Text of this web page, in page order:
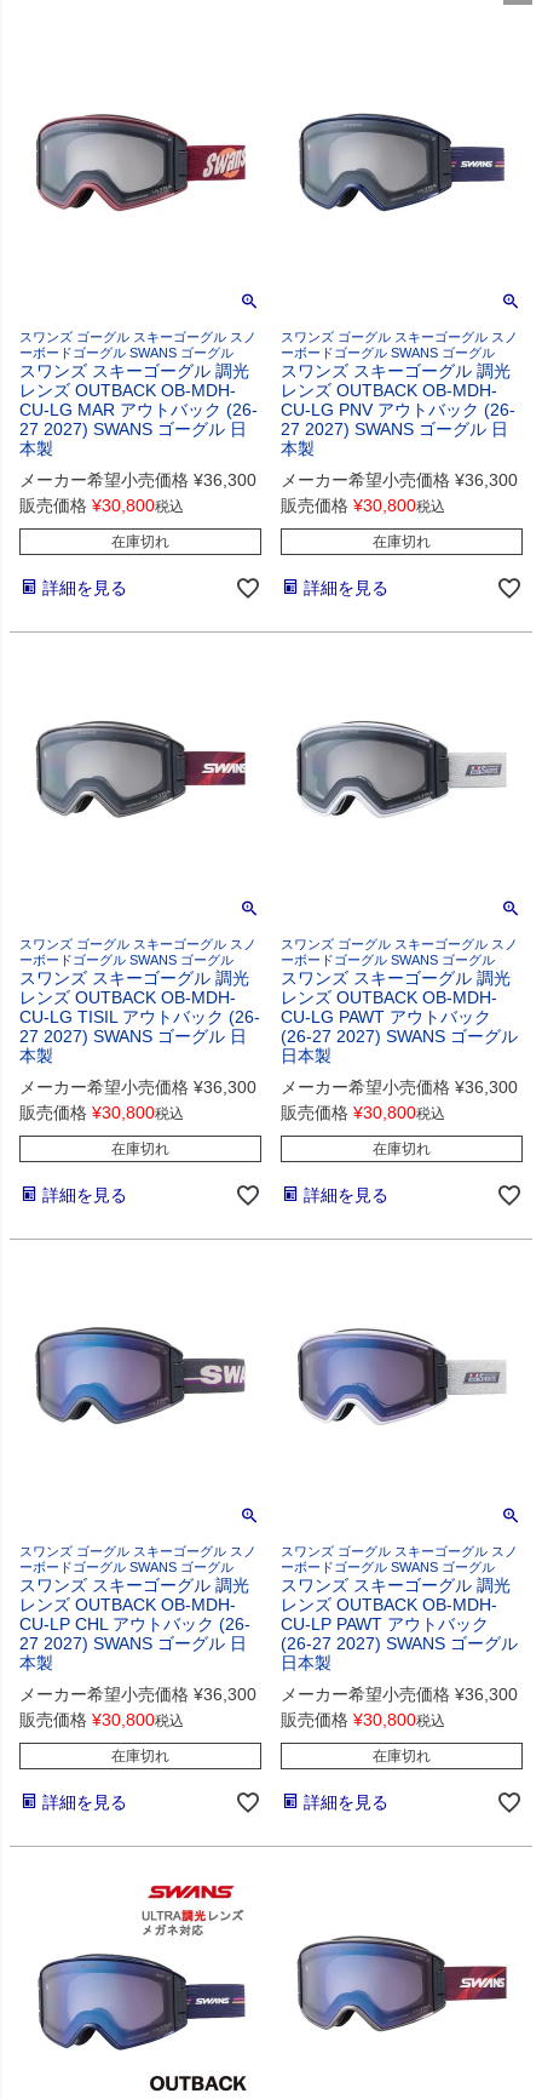
スワンズ ゴーグル スキーゴーグル スノ
ーボードゴーグル SWANS ゴーグル
スワンズ スキーゴーグル 調光
レンズ OUTBACK OB-MDH-
CU-LG MAR アウトバック (26-
27 2027) SWANS ゴーグル 日
本製
メーカー希望小売価格 ¥36,300
販売価格 ¥30,800税込
在庫切れ
詳細を見る
スワンズ ゴーグル スキーゴーグル スノ
ーボードゴーグル SWANS ゴーグル
スワンズ スキーゴーグル 調光
レンズ OUTBACK OB-MDH-
CU-LG PNV アウトバック (26-
27 2027) SWANS ゴーグル 日
本製
メーカー希望小売価格 ¥36,300
販売価格 ¥30,800税込
在庫切れ
詳細を見る
スワンズ ゴーグル スキーゴーグル スノ
ーボードゴーグル SWANS ゴーグル
スワンズ スキーゴーグル 調光
レンズ OUTBACK OB-MDH-
CU-LG TISIL アウトバック (26-
27 2027) SWANS ゴーグル 日
本製
メーカー希望小売価格 ¥36,300
販売価格 ¥30,800税込
在庫切れ
詳細を見る
スワンズ ゴーグル スキーゴーグル スノ
ーボードゴーグル SWANS ゴーグル
スワンズ スキーゴーグル 調光
レンズ OUTBACK OB-MDH-
CU-LG PAWT アウトバック
(26-27 2027) SWANS ゴーグル
日本製
メーカー希望小売価格 ¥36,300
販売価格 ¥30,800税込
在庫切れ
詳細を見る
スワンズ ゴーグル スキーゴーグル スノ
ーボードゴーグル SWANS ゴーグル
スワンズ スキーゴーグル 調光
レンズ OUTBACK OB-MDH-
CU-LP CHL アウトバック (26-
27 2027) SWANS ゴーグル 日
本製
メーカー希望小売価格 ¥36,300
販売価格 ¥30,800税込
在庫切れ
詳細を見る
スワンズ ゴーグル スキーゴーグル スノ
ーボードゴーグル SWANS ゴーグル
スワンズ スキーゴーグル 調光
レンズ OUTBACK OB-MDH-
CU-LP PAWT アウトバック
(26-27 2027) SWANS ゴーグル
日本製
メーカー希望小売価格 ¥36,300
販売価格 ¥30,800税込
在庫切れ
詳細を見る